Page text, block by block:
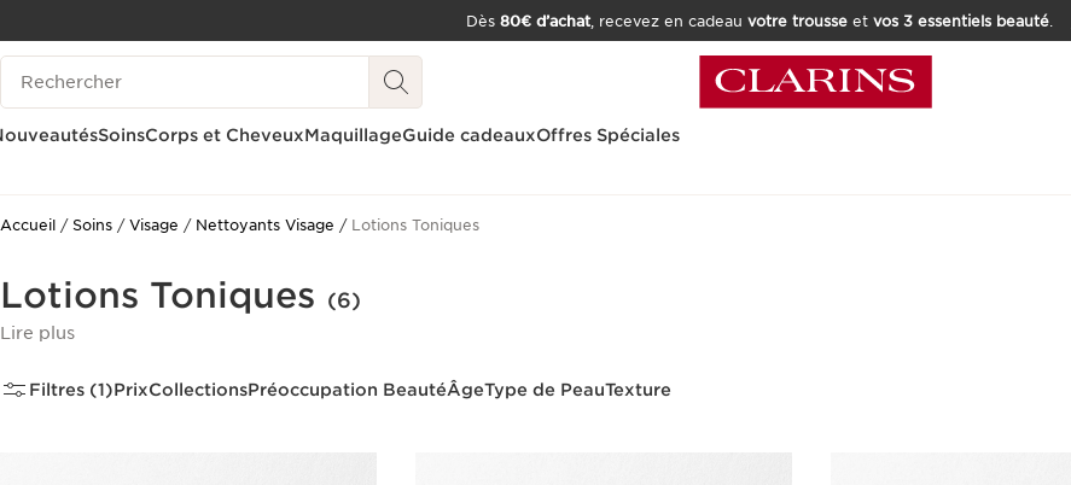
ALLER AU CONTENU
CONSULTER LE PIED DE PAGE
OUTIL D'ACCESSIBILITÉ
Dès 80€ d’achat, recevez en cadeau votre trousseet vos 3 essentiels beauté.
Historique des recherches
SoinsCorps et CheveuxMaquillageGuide cadeauxOffres Spéciales
Accueil Soins Visage Nettoyants Visage Lotions Toniques
Lotions Toniques (6)
Lire plus
Filtres (1)PrixCollectionsPréoccupation BeautéÂgeType de PeauTexture